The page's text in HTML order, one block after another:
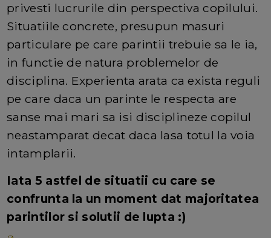
privesti lucrurile din perspectiva copilului.
Situatiile concrete, presupun masuri
particulare pe care parintii trebuie sa le ia,
in functie de natura problemelor de
disciplina. Experienta arata ca exista reguli
pe care daca un parinte le respecta are
sanse mai mari sa isi disciplineze copilul
neastamparat decat daca lasa totul la voia
intamplarii.
Iata 5 astfel de situatii cu care se
confrunta la un moment dat majoritatea
parintilor si solutii de lupta :)